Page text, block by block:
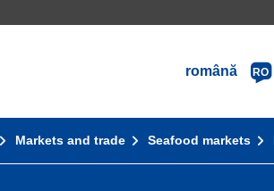
română
RO
Markets and trade Seafood markets